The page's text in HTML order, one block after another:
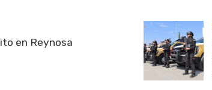
en Reynosa